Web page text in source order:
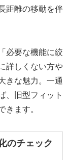
距離の移動を伴
必要な機能に絞
詳しくない方や
きな魅力。一通
、旧型フィット
きます。
のチェック